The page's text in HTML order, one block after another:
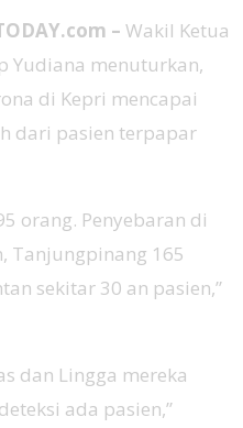
– Wakil Ketua
Yudiana menuturkan,
di Kepri mencapai
dari pasien terpapar
orang. Penyebaran di
Tanjungpinang 165
sekitar 30 an pasien,”
dan Lingga mereka
ada pasien,”